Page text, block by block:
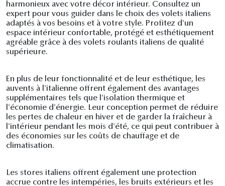
harmonieux avec votre décor intérieur. Consultez un
expert pour vous guider dans le choix des volets italiens
adaptés à vos besoins et à votre style. Profitez d'un
espace intérieur confortable, protégé et esthétiquement
agréable grâce à des volets roulants italiens de qualité
supérieure.
En plus de leur fonctionnalité et de leur esthétique, les
auvents à l'italienne offrent également des avantages
supplémentaires tels que l'isolation thermique et
l'économie d'énergie. Leur conception permet de réduire
les pertes de chaleur en hiver et de garder la fraîcheur à
l'intérieur pendant les mois d'été, ce qui peut contribuer à
des économies sur les coûts de chauffage et de
climatisation.
Les stores italiens offrent également une protection
accrue contre les intempéries, les bruits extérieurs et les